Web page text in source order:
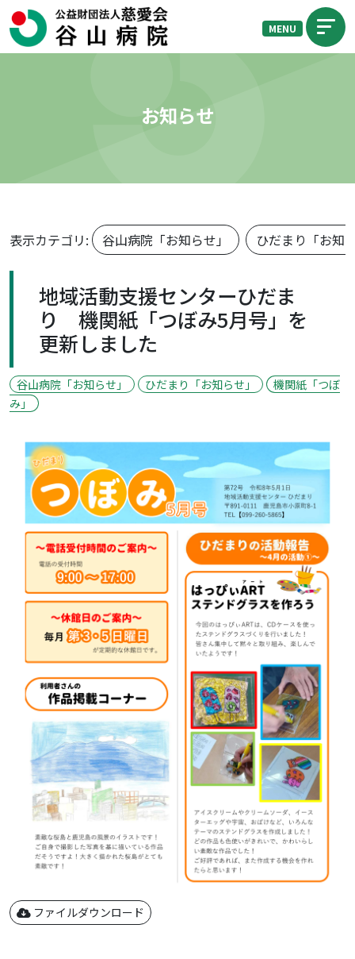
MENU
お知らせ
表示カテゴリ: 谷山病院「お知らせ」 ひだまり「お知
地域活動支援センターひだま
り 機関紙「つぼみ5月号」を
更新しました
谷山病院「お知らせ」 ひだまり「お知らせ」
機関紙「つぼ
み」
ファイルダウンロード